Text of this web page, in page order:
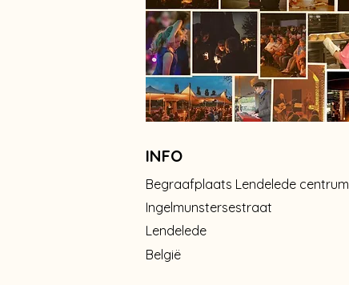
Begraafplaats Lendelede centrum
INFO
Ingelmunstersestraat
Lendelede
België